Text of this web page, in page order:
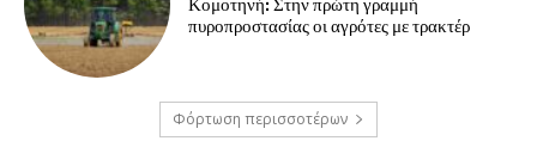
Κομοτηνή: Στην πρώτη γραμμή
πυροπροστασίας οι αγρότες με τρακτέρ
Φόρτωση περισσοτέρων